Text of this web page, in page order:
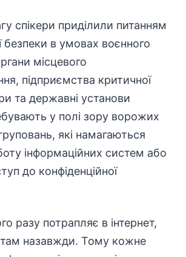
спікери приділили питанням
безпеки в умовах воєнного
місцевого
підприємства критичної
та державні установи
у полі зору ворожих
які намагаються
інформаційних систем або
до конфіденційної
разу потрапляє в інтернет,
назавжди. Тому кожне